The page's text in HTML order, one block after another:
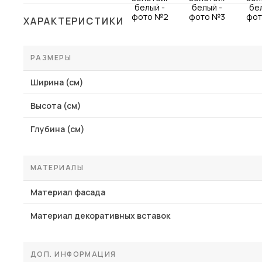
Столы и стулья
Комоды и тумбы
Вешалки и обувницы
Гарнитуры
ХАРАКТЕРИСТИКИ
РАЗМЕРЫ
Ширина (см)
Высота (см)
Глубина (см)
МАТЕРИАЛЫ
Материал фасада
Материал декоративных вставок
ДОП. ИНФОРМАЦИЯ